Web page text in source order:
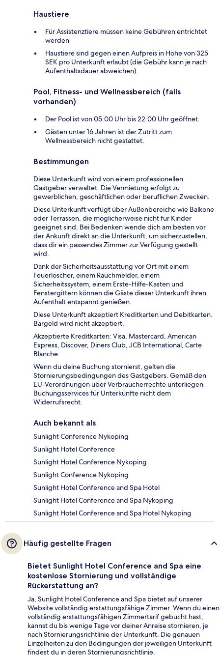
Haustiere
Für Assistenztiere müssen keine Gebühren entrichtet
werden
Haustiere sind gegen einen Aufpreis in Höhe von 325
SEK pro Unterkunft erlaubt (die Gebühr kann je nach
Aufenthaltsdauer abweichen).
Pool, Fitness- und Wellnessbereich (falls
vorhanden)
Der Pool ist von 05:00 Uhr bis 22:00 Uhr geöffnet.
Gästen unter 16 Jahren ist der Zutritt zum
Wellnessbereich nicht gestattet.
Bestimmungen
Diese Unterkunft wird von einem professionellen
Gastgeber verwaltet. Die Vermietung erfolgt zu
gewerblichen, geschäftlichen oder beruflichen Zwecken.
Diese Unterkunft verfügt über Außenbereiche wie Balkone
oder Terrassen, die möglicherweise nicht für Kinder
geeignet sind. Bei Bedenken wende dich am besten vor
der Ankunft direkt an die Unterkunft, um sicherzustellen,
dass dir ein passendes Zimmer zur Verfügung gestellt
wird.
Dank der Sicherheitsausstattung vor Ort mit einem
Feuerlöscher, einem Rauchmelder, einem
Sicherheitssystem, einem Erste-Hilfe-Kasten und
Fenstergittern können die Gäste dieser Unterkunft ihren
Aufenthalt entspannt genießen.
Diese Unterkunft akzeptiert Kreditkarten und Debitkarten.
Bargeld wird nicht akzeptiert.
Akzeptierte Kreditkarten: Visa, Mastercard, American
Express, Discover, Diners Club, JCB International, Carte
Blanche
Wenn du deine Buchung stornierst, gelten die
Stornierungsbedingungen des Gastgebers. Gemäß den
EU-Verordnungen über Verbraucherrechte unterliegen
Buchungsservices für Unterkünfte nicht dem
Widerrufsrecht.
Auch bekannt als
Sunlight Conference Nykoping
Sunlight Hotel Conference
Sunlight Hotel Conference Nykoping
Sunlight Conference Nykoping
Sunlight Hotel Conference and Spa Hotel
Sunlight Hotel Conference and Spa Nykoping
Sunlight Hotel Conference and Spa Hotel Nykoping
Häufig gestellte Fragen
Bietet Sunlight Hotel Conference and Spa eine
kostenlose Stornierung und vollständige
Rückerstattung an?
Ja, Sunlight Hotel Conference and Spa bietet auf unserer
Website vollständig erstattungsfähige Zimmer. Wenn du einen
vollständig erstattungsfähigen Zimmertarif gebucht hast,
kannst du bis wenige Tage vor deiner Anreise stornieren, je
nach Stornierungsrichtlinie der Unterkunft. Die genauen
Einzelheiten zu den Bedingungen der jeweiligen Unterkunft
findest du in deren Stornierungsrichtlinie.